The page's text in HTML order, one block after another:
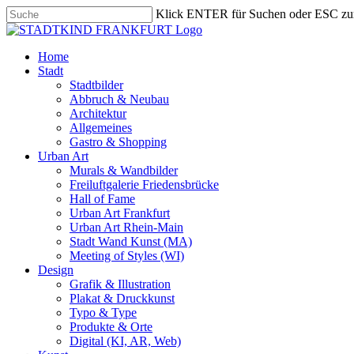
Skip
to
content
Klick ENTER für Suchen oder ESC
Close
search
Menu
Home
Stadt
Stadtbilder
Abbruch & Neubau
Architektur
Allgemeines
Gastro & Shopping
Urban Art
Murals & Wandbilder
Freiluftgalerie Friedensbrücke
Hall of Fame
Urban Art Frankfurt
Urban Art Rhein-Main
Stadt Wand Kunst (MA)
Meeting of Styles (WI)
Design
Grafik & Illustration
Plakat & Druckkunst
Typo & Type
Produkte & Orte
Digital (KI, AR, Web)